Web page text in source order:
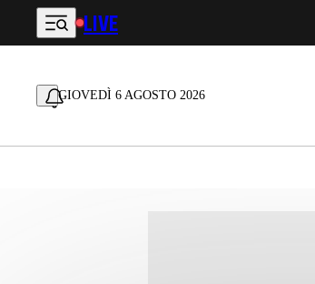
Vai al contenuto principale
LIVE
GIOVEDÌ 6 AGOSTO 2026